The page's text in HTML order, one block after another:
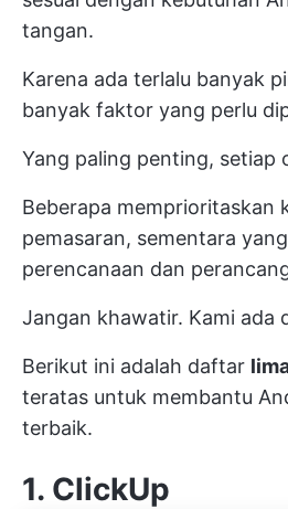
tangan.
Karena ada terlalu banyak
banyak faktor yang perlu
Yang paling penting, setiap
Beberapa memprioritaskan
pemasaran, sementara
perencanaan dan
Jangan khawatir. Kami ada
Berikut ini adalah daftar
teratas untuk membantu
terbaik.
1. ClickUp